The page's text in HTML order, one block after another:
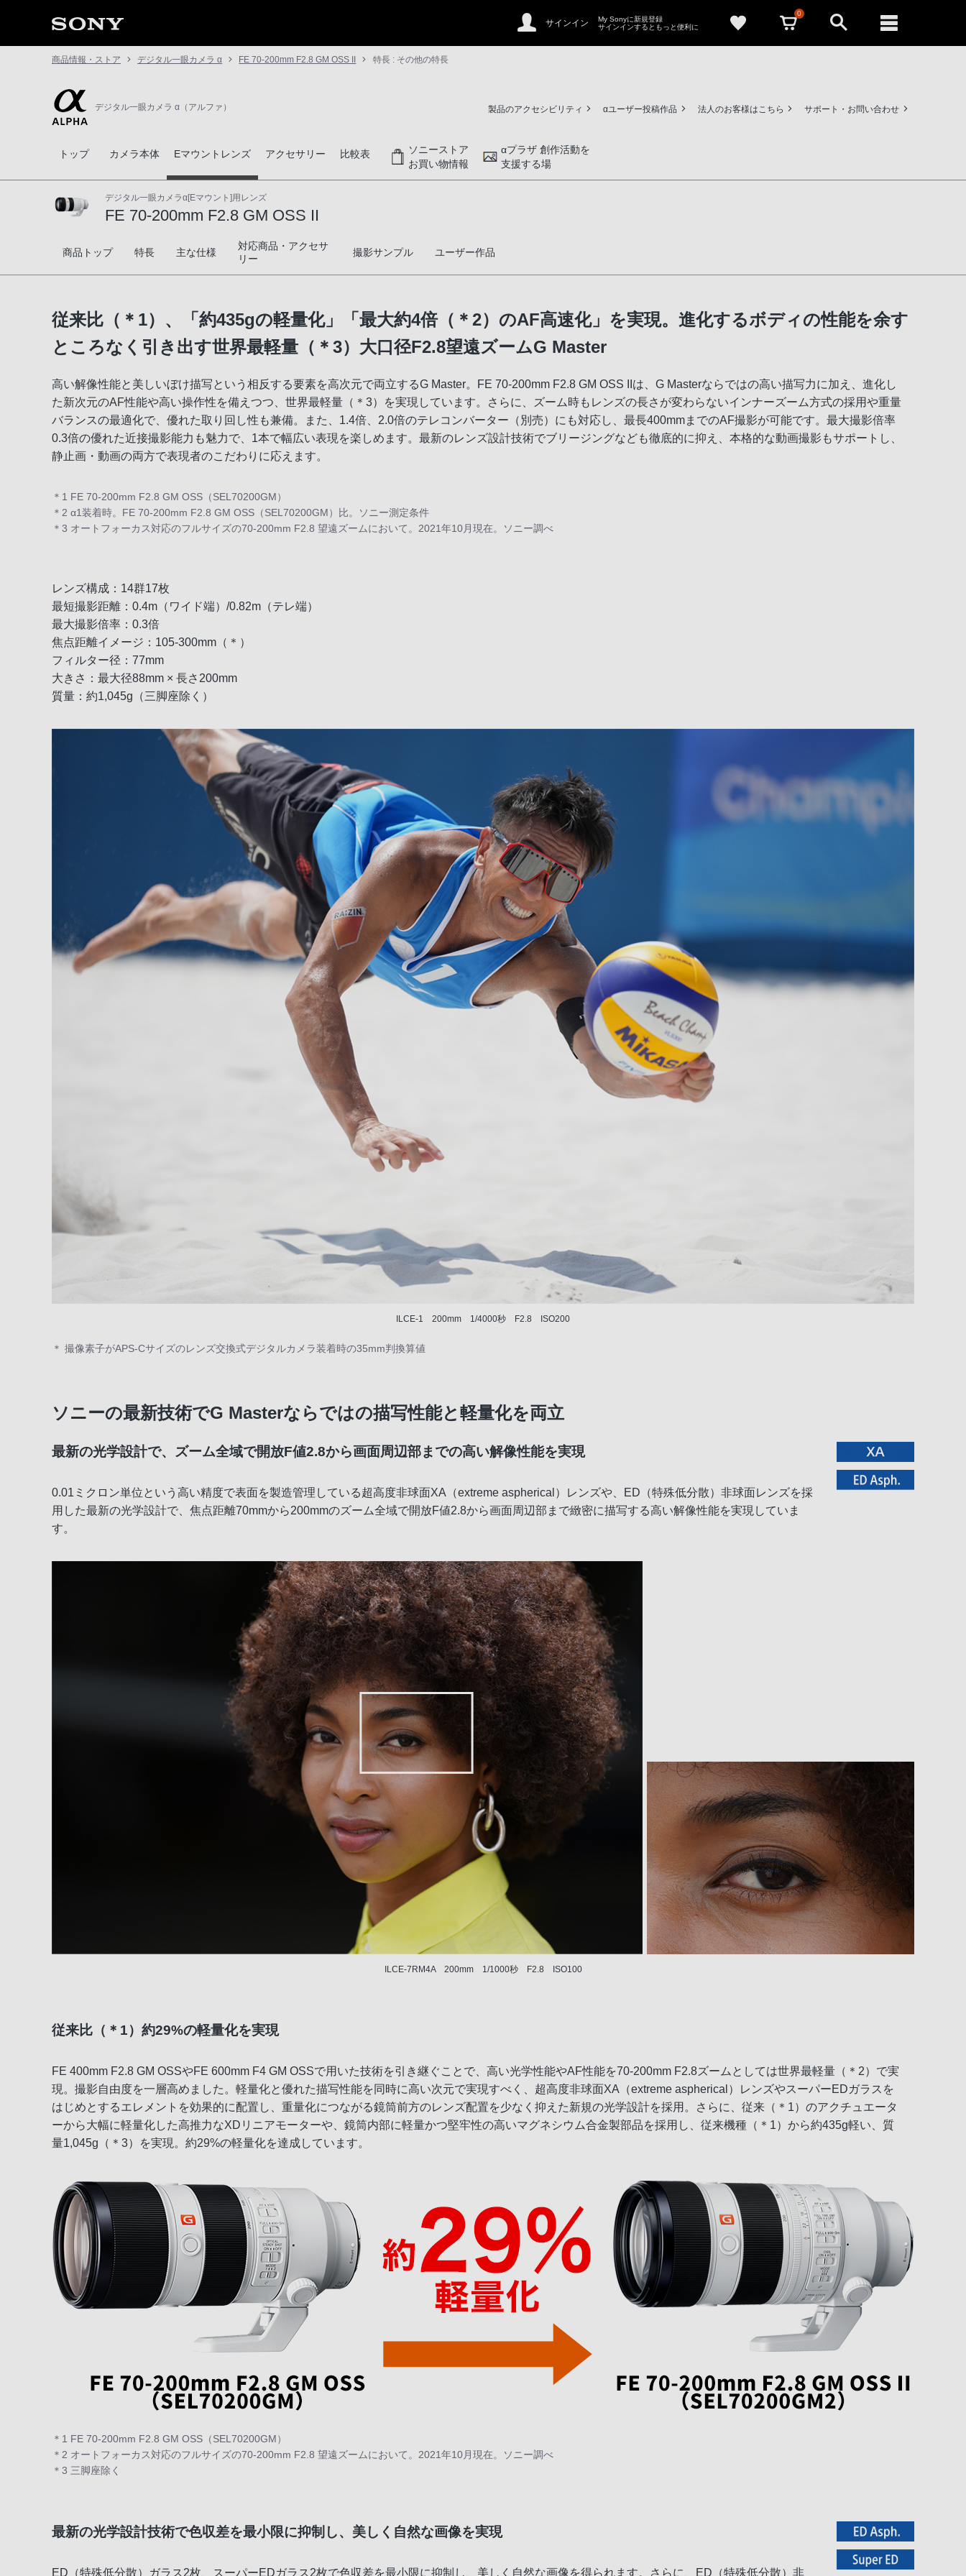
サインイン
My Sonyに新規登録
サインインするともっと便利に
0
商品情報・ストア デジタル一眼カメラ α FE 70-200mm F2.8 GM OSS II 特長 : その他の特長
デジタル一眼カメラ α（アルファ） 製品のアクセシビリティ αユーザー投稿作品 法人のお客様はこちら サポート・お問い合わせ
トップ カメラ本体 Eマウントレンズ アクセサリー 比較表
ソニーストア
お買い物情報
αプラザ 創作活動を
支援する場
デジタル一眼カメラα[Eマウント]用レンズ
FE 70-200mm F2.8 GM OSS II
FE 70-200mm F2.8 GM OSS II
商品トップ 特長 主な仕様
対応商品・アクセサ
リー
撮影サンプル ユーザー作品
従来比（＊1）、「約435gの軽量化」「最大約4倍（＊2）のAF高速化」を実現。進化するボディの性能を余す
ところなく引き出す世界最軽量（＊3）大口径F2.8望遠ズームG Master
高い解像性能と美しいぼけ描写という相反する要素を高次元で両立するG Master。FE 70-200mm F2.8 GM OSS IIは、G Masterならではの高い描写力に加え、進化し
た新次元のAF性能や高い操作性を備えつつ、世界最軽量（＊3）を実現しています。さらに、ズーム時もレンズの長さが変わらないインナーズーム方式の採用や重量
バランスの最適化で、優れた取り回し性も兼備。また、1.4倍、2.0倍のテレコンバーター（別売）にも対応し、最長400mmまでのAF撮影が可能です。最大撮影倍率
0.3倍の優れた近接撮影能力も魅力で、1本で幅広い表現を楽しめます。最新のレンズ設計技術でブリージングなども徹底的に抑え、本格的な動画撮影もサポートし、
静止画・動画の両方で表現者のこだわりに応えます。
＊1 FE 70-200mm F2.8 GM OSS（SEL70200GM）
＊2 α1装着時。FE 70-200mm F2.8 GM OSS（SEL70200GM）比。ソニー測定条件
＊3 オートフォーカス対応のフルサイズの70-200mm F2.8 望遠ズームにおいて。2021年10月現在。ソニー調べ
レンズ構成：14群17枚
最短撮影距離：0.4m（ワイド端）/0.82m（テレ端）
最大撮影倍率：0.3倍
焦点距離イメージ：105-300mm（＊）
フィルター径：77mm
大きさ：最大径88mm × 長さ200mm
質量：約1,045g（三脚座除く）
ILCE-1 200mm 1/4000秒 F2.8 ISO200
＊ 撮像素子がAPS-Cサイズのレンズ交換式デジタルカメラ装着時の35mm判換算値
ソニーの最新技術でG Masterならではの描写性能と軽量化を両立
最新の光学設計で、ズーム全域で開放F値2.8から画面周辺部までの高い解像性能を実現
0.01ミクロン単位という高い精度で表面を製造管理している超高度非球面XA（extreme aspherical）レンズや、ED（特殊低分散）非球面レンズを採
用した最新の光学設計で、焦点距離70mmから200mmのズーム全域で開放F値2.8から画面周辺部まで緻密に描写する高い解像性能を実現していま
す。
ILCE-7RM4A 200mm 1/1000秒 F2.8 ISO100
従来比（＊1）約29%の軽量化を実現
FE 400mm F2.8 GM OSSやFE 600mm F4 GM OSSで用いた技術を引き継ぐことで、高い光学性能やAF性能を70-200mm F2.8ズームとしては世界最軽量（＊2）で実
現。撮影自由度を一層高めました。軽量化と優れた描写性能を同時に高い次元で実現すべく、超高度非球面XA（extreme aspherical）レンズやスーパーEDガラスを
はじめとするエレメントを効果的に配置し、重量化につながる鏡筒前方のレンズ配置を少なく抑えた新規の光学設計を採用。さらに、従来（＊1）のアクチュエータ
ーから大幅に軽量化した高推力なXDリニアモーターや、鏡筒内部に軽量かつ堅牢性の高いマグネシウム合金製部品を採用し、従来機種（＊1）から約435g軽い、質
量1,045g（＊3）を実現。約29%の軽量化を達成しています。
＊1 FE 70-200mm F2.8 GM OSS（SEL70200GM）
＊2 オートフォーカス対応のフルサイズの70-200mm F2.8 望遠ズームにおいて。2021年10月現在。ソニー調べ
＊3 三脚座除く
最新の光学設計技術で色収差を最小限に抑制し、美しく自然な画像を実現
ED（特殊低分散）ガラス2枚、スーパーEDガラス2枚で色収差を最小限に抑制し、美しく自然な画像を得られます。さらに、ED（特殊低分散）非